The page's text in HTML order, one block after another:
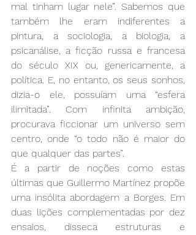
mal tinham lugar nele”. Sabemos que
também lhe eram indiferentes a
pintura, a sociologia, a biologia, a
psicanálise, a ficção russa e francesa
do século XIX ou, genericamente, a
política. E, no entanto, os seus sonhos,
dizia-o ele, possuíam uma “esfera
ilimitada”. Com infinita ambição,
procurava ficcionar um universo sem
centro, onde “o todo não é maior do
que qualquer das partes”.
É a partir de noções como estas
últimas que Guillermo Martínez propõe
uma insólita abordagem a Borges. Em
duas lições complementadas por dez
ensaios, disseca estruturas e